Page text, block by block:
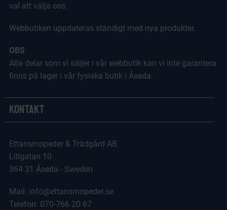
val att välja oss.
Webbutiken uppdateras ständigt med nya produkter.
OBS
Alla delar som vi säljer i vår webbutik kan vi inte garantera
finns på lager i vår fysiska butik i Åseda.
Kontakt
Ettansmopeder & Trädgård AB
Lillgatan 10
364 31 Åseda - Sweden
Mail: info@ettansmopeder.se
Telefon: 070-766 20 67